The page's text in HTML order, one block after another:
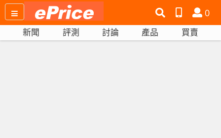
搜
尋
產
品
比
會
員
0
新聞 評測 討論 產品 買賣